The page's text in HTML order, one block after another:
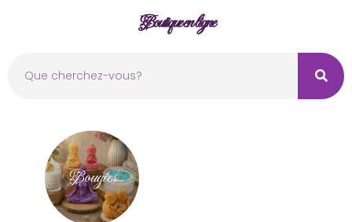
Boutique en ligne
Bougies